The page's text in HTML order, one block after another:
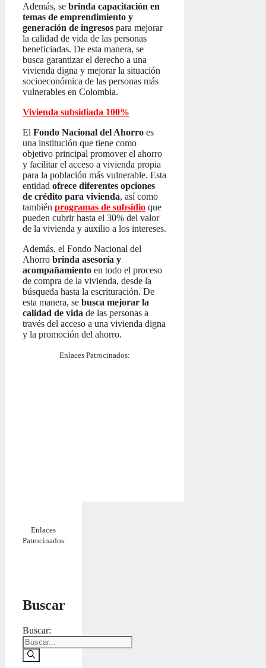
Además, se brinda capacitación en
temas de emprendimiento y
generación de ingresos para mejorar
la calidad de vida de las personas
beneficiadas. De esta manera, se
busca garantizar el derecho a una
vivienda digna y mejorar la situación
socioeconómica de las personas más
vulnerables en Colombia.
Vivienda subsidiada 100%
El Fondo Nacional del Ahorro es
una institución que tiene como
objetivo principal promover el ahorro
y facilitar el acceso a vivienda propia
para la población más vulnerable. Esta
entidad ofrece diferentes opciones
de crédito para vivienda, así como
también programas de subsidio que
pueden cubrir hasta el 30% del valor
de la vivienda y auxilio a los intereses.
Además, el Fondo Nacional del
Ahorro brinda asesoría y
acompañamiento en todo el proceso
de compra de la vivienda, desde la
búsqueda hasta la escrituración. De
esta manera, se busca mejorar la
calidad de vida de las personas a
través del acceso a una vivienda digna
y la promoción del ahorro.
Enlaces Patrocinados:
Enlaces
Patrocinados:
Buscar
Buscar: